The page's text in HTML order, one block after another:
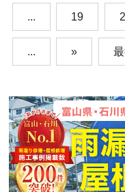
... 19
... »